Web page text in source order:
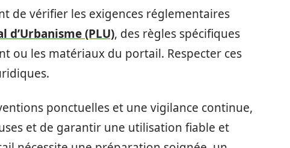
de vérifier les exigences réglementaires
d’Urbanisme (PLU), des règles spécifiques
ou les matériaux du portail. Respecter ces
ponctuelles et une vigilance continue,
et de garantir une utilisation fiable et